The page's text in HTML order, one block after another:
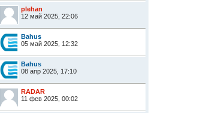
plehan
12 май 2025, 22:06
Bahus
05 май 2025, 12:32
Bahus
08 апр 2025, 17:10
RADAR
11 фев 2025, 00:02